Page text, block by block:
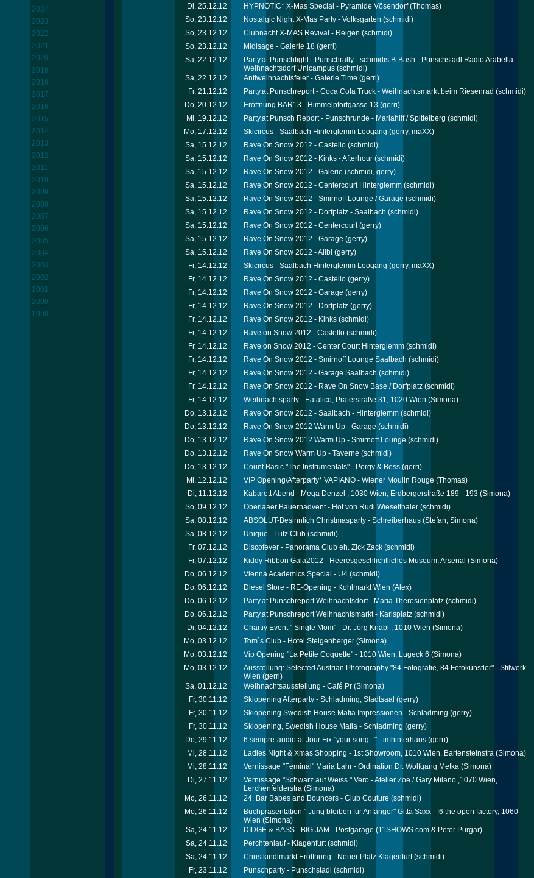
2024
2023
2022
2021
2020
2019
2018
2017
2016
2015
2014
2013
2012
2011
2010
2009
2008
2007
2006
2005
2004
2003
2002
2001
2000
1998
Di, 25.12.12
HYPNOTIC* X-Mas Special - Pyramide Vösendorf(Thomas)
So, 23.12.12
Nostalgic Night X-Mas Party - Volksgarten (schmidi)
So, 23.12.12
Clubnacht X-MAS Revival - Reigen (schmidi)
So, 23.12.12
Midisage - Galerie 18 (gerri)
Sa, 22.12.12
Party.at Punschfight - Punschrally - schmidis B-Bash - Punschstadl Radio Arabella
Weihnachtsdorf Unicampus (schmidi)
Sa, 22.12.12 Antiweihnachtsfeier - Galerie Time (gerri)
Fr, 21.12.12
Party.at Punschreport - Coca Cola Truck - Weihnachtsmarkt beim Riesenrad (schmidi)
Do, 20.12.12
Eröffnung BAR13 - Himmelpfortgasse 13 (gerri)
Mi, 19.12.12
Party.at Punsch Report - Punschrunde - Mariahilf / Spittelberg (schmidi)
Mo, 17.12.12
Skicircus - Saalbach Hinterglemm Leogang (gerry, maXX)
Sa, 15.12.12
Rave On Snow 2012 - Castello (schmidi)
Sa, 15.12.12
Rave On Snow 2012 - Kinks - Afterhour (schmidi)
Sa, 15.12.12
Rave On Snow 2012 - Galerie (schmidi, gerry)
Sa, 15.12.12
Rave On Snow 2012 - Centercourt Hinterglemm (schmidi)
Sa, 15.12.12
Rave On Snow 2012 - Smirnoff Lounge / Garage (schmidi)
Sa, 15.12.12
Rave On Snow 2012 - Dorfplatz - Saalbach (schmidi)
Sa, 15.12.12
Rave On Snow 2012 - Centercourt(gerry)
Sa, 15.12.12
Rave On Snow 2012 - Garage (gerry)
Sa, 15.12.12
Rave On Snow 2012 - Alibi (gerry)
Fr, 14.12.12
Skicircus - Saalbach Hinterglemm Leogang (gerry, maXX)
Fr, 14.12.12
Rave On Snow 2012 - Castello (gerry)
Fr, 14.12.12
Rave On Snow 2012 - Garage (gerry)
Fr, 14.12.12
Rave On Snow 2012 - Dorfplatz (gerry)
Fr, 14.12.12
Rave On Snow 2012 - Kinks (schmidi)
Fr, 14.12.12
Rave on Snow 2012 - Castello (schmidi)
Fr, 14.12.12
Rave on Snow 2012 - Center Court Hinterglemm (schmidi)
Fr, 14.12.12
Rave On Snow 2012 - Smirnoff Lounge Saalbach (schmidi)
Fr, 14.12.12
Rave On Snow 2012 - Garage Saalbach (schmidi)
Fr, 14.12.12
Rave On Snow 2012 - Rave On Snow Base / Dorfplatz (schmidi)
Fr, 14.12.12
Weihnachtsparty - Eatalico, Praterstraße 31, 1020 Wien (Simona)
Do, 13.12.12
Rave On Snow 2012 - Saalbach - Hinterglemm (schmidi)
Do, 13.12.12
Rave On Snow 2012 Warm Up - Garage (schmidi)
Do, 13.12.12
Rave On Snow 2012 Warm Up - Smirnoff Lounge (schmidi)
Do, 13.12.12
Rave On Snow Warm Up - Taverne (schmidi)
Do, 13.12.12
Count Basic "The Instrumentals" - Porgy & Bess (gerri)
Mi, 12.12.12
VIP Opening/Afterparty* VAPIANO - Wiener Moulin Rouge (Thomas)
Di, 11.12.12
Kabarett Abend - Mega Denzel , 1030 Wien, Erdbergerstraße 189 - 193 (Simona)
So, 09.12.12
Oberlaaer Bauernadvent - Hof von Rudi Wieselthaler (schmidi)
Sa, 08.12.12
ABSOLUT-Besinnlich Christmasparty - Schreiberhaus (Stefan, Simona)
Sa, 08.12.12
Unique - Lutz Club (schmidi)
Fr, 07.12.12
Discofever - Panorama Club eh. Zick Zack (schmidi)
Fr, 07.12.12
Kiddy Ribbon Gala2012 - Heeresgeschlichtliches Museum, Arsenal (Simona)
Do, 06.12.12
Vienna Academics Special - U4 (schmidi)
Do, 06.12.12
Diesel Store - RE-Opening - Kohlmarkt Wien (Alex)
Do, 06.12.12
Party.at Punschreport Weihnachtsdorf - Maria Theresienplatz (schmidi)
Do, 06.12.12
Party.at Punschreport Weihnachtsmarkt - Karlsplatz (schmidi)
Di, 04.12.12
Chartiy Event " Single Mom" - Dr. Jörg Knabl , 1010 Wien (Simona)
Mo, 03.12.12
Tom`s Club - Hotel Steigenberger (Simona)
Mo, 03.12.12
Vip Opening "La Petite Coquette" - 1010 Wien, Lugeck 6 (Simona)
Mo, 03.12.12
Ausstellung: Selected Austrian Photography "84 Fotografie, 84 Fotokünstler" - Stilwerk
Wien (gerri)
Sa, 01.12.12 Weihnachtsausstellung - Café Pr (Simona)
Fr, 30.11.12
Skiopening Afterparty - Schladming, Stadtsaal (gerry)
Fr, 30.11.12
Skiopening Swedish House Mafia Impressionen - Schladming (gerry)
Fr, 30.11.12
Skiopening, Swedish House Mafia - Schladming (gerry)
Do, 29.11.12
6.sempre-audio.at Jour Fix "your song..." - imhinterhaus (gerri)
Mi, 28.11.12
Ladies Night & Xmas Shopping - 1st Showroom, 1010 Wien, Bartensteinstra (Simona)
Mi, 28.11.12
Vernissage "Feminal" Maria Lahr - Ordination Dr. Wolfgang Metka (Simona)
Di, 27.11.12
Vernissage "Schwarz auf Weiss " Vero - Atelier Zoë / Gary Milano ,1070 Wien,
Lerchenfelderstra (Simona)
Mo, 26.11.12 24. Bar Babes and Bouncers - Club Couture (schmidi)
Mo, 26.11.12
Buchpräsentation " Jung bleiben für Anfänger" Gitta Saxx - f6 the open factory, 1060
Wien (Simona)
Sa, 24.11.12 DIDGE & BASS - BIG JAM - Postgarage (11SHOWS.com & Peter Purgar)
Sa, 24.11.12
Perchtenlauf - Klagenfurt(schmidi)
Sa, 24.11.12
Christkindlmarkt Eröffnung - Neuer Platz Klagenfurt(schmidi)
Fr, 23.11.12
Punschparty - Punschstadl (schmidi)